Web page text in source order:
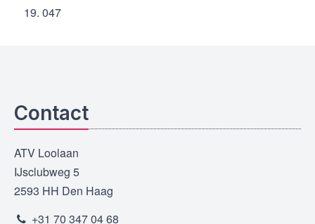
047
Contact
ATV Loolaan
IJsclubweg 5
2593 HH Den Haag
+31 70 347 04 68